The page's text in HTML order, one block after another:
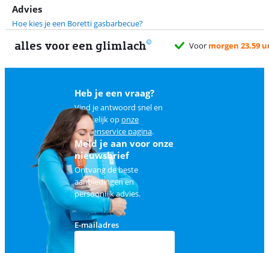
Advies
Hoe kies je een Boretti gasbarbecue?
alles voor een glimlach Voor morgen 23.59
Heb je een vraag?
Vind je antwoord snel en
makkelijk oponze
klantenservice pagina.
Meld je aan voor onze
nieuwsbrief
Ontvang de beste
aanbiedingen en
persoonlijk advies.
E-mailadres